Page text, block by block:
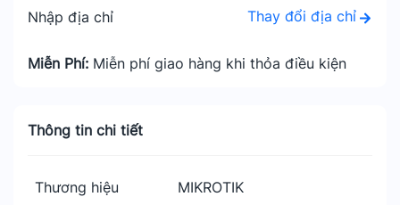
Nhập địa chỉ Thay đổi địa chỉ
Miễn Phí: Miễn phí giao hàng khi thỏa điều kiện
Thông tin chi tiết
Thương hiệu MIKROTIK